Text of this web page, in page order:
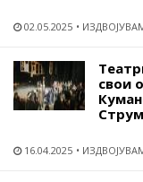
02.05.2025
свои
16.04.2025